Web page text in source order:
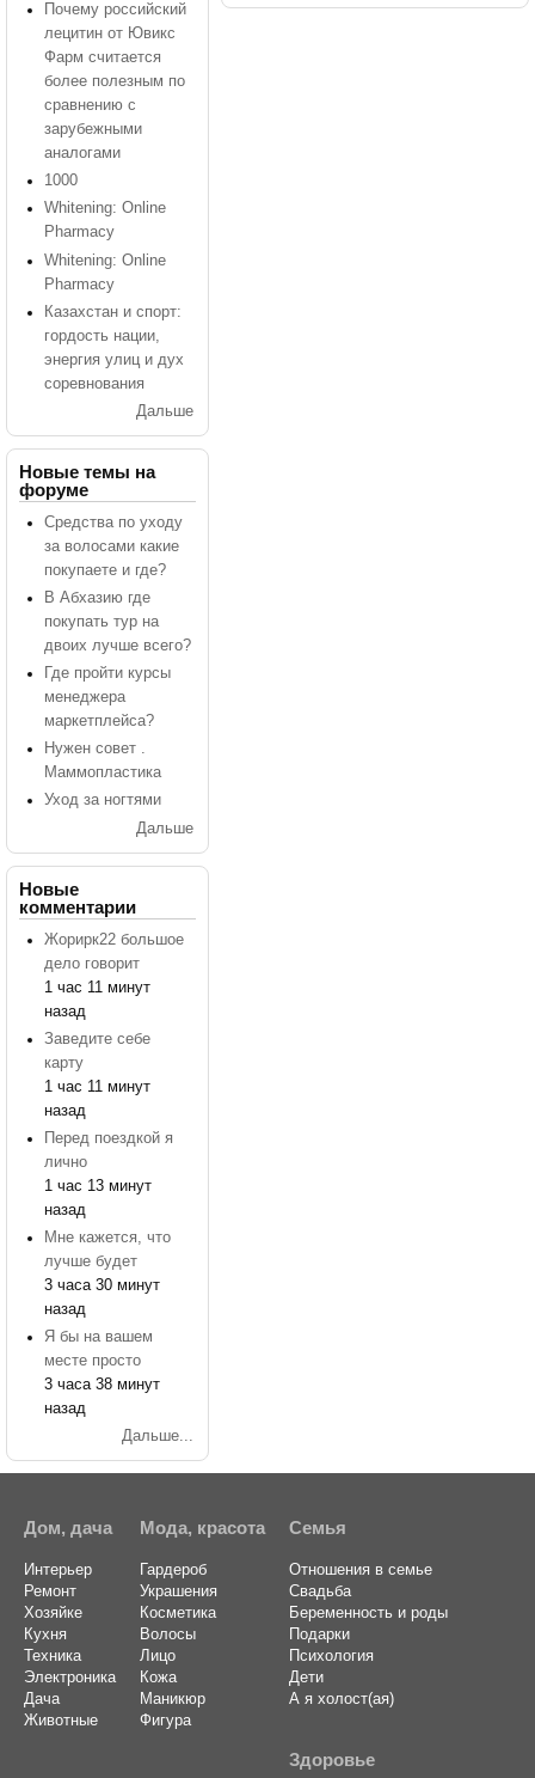
Почему российский
лецитин от Ювикс
Фарм считается
более полезным по
сравнению с
зарубежными
аналогами
1000
Whitening: Online
Pharmacy
Whitening: Online
Pharmacy
Казахстан и спорт:
гордость нации,
энергия улиц и дух
соревнования
Дальше
Новые темы на
форуме
Средства по уходу
за волосами какие
покупаете и где?
В Абхазию где
покупать тур на
двоих лучше всего?
Где пройти курсы
менеджера
маркетплейса?
Нужен совет .
Маммопластика
Уход за ногтями
Дальше
Новые
комментарии
Жорирк22 большое
дело говорит
1 час 11 минут
назад
Заведите себе
карту
1 час 11 минут
назад
Перед поездкой я
лично
1 час 13 минут
назад
Мне кажется, что
лучше будет
3 часа 30 минут
назад
Я бы на вашем
месте просто
3 часа 38 минут
назад
Дальше...
Дом, дача
Интерьер
Ремонт
Хозяйке
Кухня
Техника
Электроника
Дача
Животные
Мода, красота
Гардероб
Украшения
Косметика
Волосы
Лицо
Кожа
Маникюр
Фигура
Семья
Отношения в семье
Свадьба
Беременность и роды
Подарки
Психология
Дети
А я холост(ая)
Здоровье